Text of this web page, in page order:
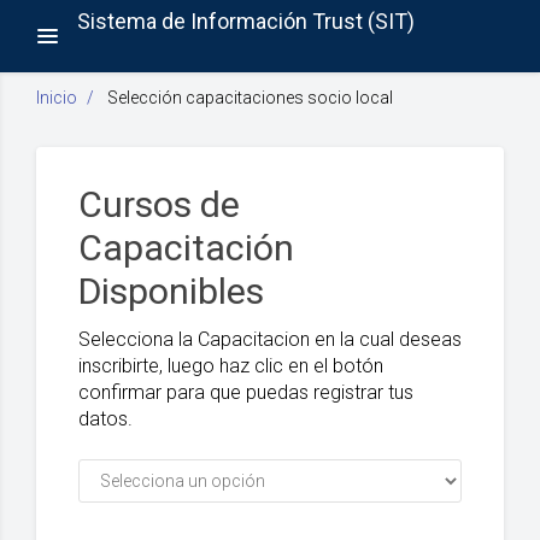
Toggle
navigation
Sistema de Información Trust (SIT)
Inicio Selección capacitaciones socio local
Cursos de
Capacitación
Disponibles
Selecciona la Capacitacion en la cual deseas
inscribirte, luego haz clic en el botón
confirmar para que puedas registrar tus
datos.